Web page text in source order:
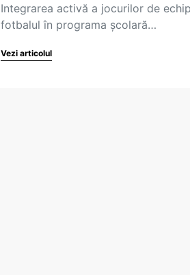
Integrarea activă a jocurilor de
fotbalul în programa școlară…
Vezi articolul